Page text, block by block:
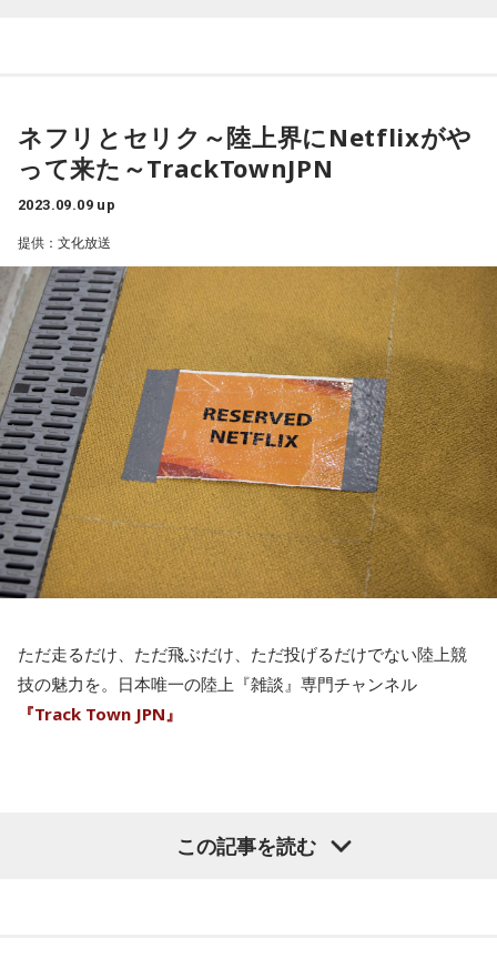
ケだし、もう財布のひもを全部取っ払ってたからめちゃめち
ゃ買いました。
ぐらい買った。しかも紙袋とかで、途中で買うじゃないグッ
ズ。何と何と何くださいって言って、めっちゃでかいやつと
か買っちゃうと、やばいこの紙袋じゃ入んないってなるんで
すよ。
そうすると紙袋配ってる人達がいるから、それをいただい
て、そこに入れていく。紙袋の量的には大きい紙袋をもらっ
て持ちやすくなってるから減っていってる気がするんだけ
ど、気がするだけなんだよね。死ぬほど重くて。両肩が次の
日筋肉痛になった（笑）。重いの持ちすぎて。半端なかった
ね。超楽しかった。
その他、実際に佐久間が行ったブースについての話や9枚目の
で。
せんというブレないキャラでブイブイ言わせているみたいで
す。
そこから岡田師匠はが「関西テレビ」でやっている「怪談グ
ランプリ」の話で多忙返しを決めたい所。
2009年から年に1回やっている番組でますだおかだがコンビ
で出演しているそうです。ただもう夏も終わり、あれ今年
「怪談グランプリ」なかったぞとふと思い、他番組出演の際
にたまたまいた「怪談グランプリ」のスタッフに聞いたそう
です。
岡田「今年怪談グランプリどうなった？」
スタッフ「えっ、番組終わりましたよ」
年1の番組なので番組終了のセレモニーも無く番組は終了した
そうです。
ということで多忙なのは・・・、ということで多忙なの
は・・・、ということで多忙なのは・・・、両者ともにとい
うことで・・・お願い致します！！！
メッセージテーマはフリーでも大漁
祭となりました
大々的に募集してフリートークが盛り上がってメールが読め
ネフリとセリク～陸上界にNetflixがや
って来た～TrackTownJPN
2023.09.09 up
提供：文化放送
ただ走るだけ、ただ飛ぶだけ、ただ投げるだけでない陸上競
技の魅力を。日本唯一の陸上『雑談』専門チャンネル
『Track Town JPN』
開催されたブダペストからパリに移動した EKIDENNews西本
この記事を読む